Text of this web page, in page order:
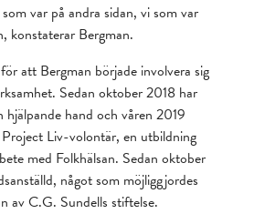
var på andra sidan, vi som var
konstaterar Bergman.
att Bergman började involvera sig
Sedan oktober 2018 har
hjälpande hand och våren 2019
Liv-volontär, en utbildning
med Folkhälsan. Sedan oktober
något som möjliggjordes
av C.G. Sundells stiftelse.